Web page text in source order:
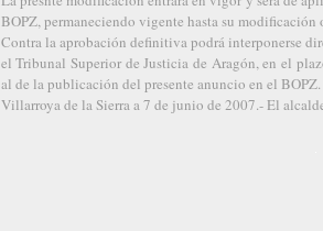
BOPZ, permaneciendo vigente hasta su modificación
Contra la aprobación definitiva podrá interponerse
el Tribunal Superior de Justicia de Aragón, en el
al de la publicación del presente anuncio en el BOPZ.
Villarroya de la Sierra a 7 de junio de 2007.- El